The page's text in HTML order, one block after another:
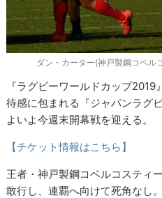
ダン・カーター(神戸製鋼コベ
『ラグビーワールドカップ
待感に包まれる『ジャパンラグ
よいよ今週末開幕戦を迎える。
【チケット情報はこちら】
王者・神戸製鋼コベルコスティ
敢行し、連覇へ向けて死角なし